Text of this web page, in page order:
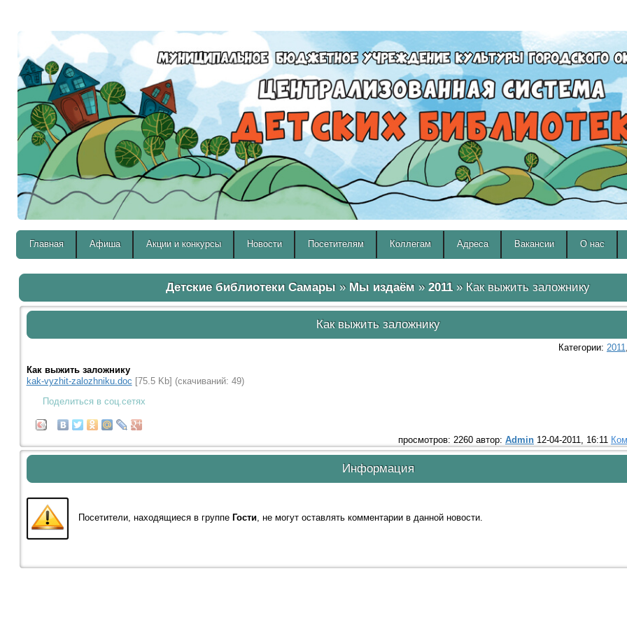
Главная Афиша Акции и конкурсы Новости Посетителям Коллегам Адреса Вакансии О нас
Детские библиотеки Самары » Мы издаём »2011» Как выжить заложнику
Как выжить заложнику
Категории: 2011,
Как выжить заложнику
kak-vyzhit-zalozhniku.doc [75.5 Kb] (cкачиваний: 49)
Поделиться в соц.сетях
просмотров: 2260 автор: Admin12-04-2011, 16:11
Информация
Посетители, находящиеся в группе Гости, не могут оставлять комментарии в данной новости.